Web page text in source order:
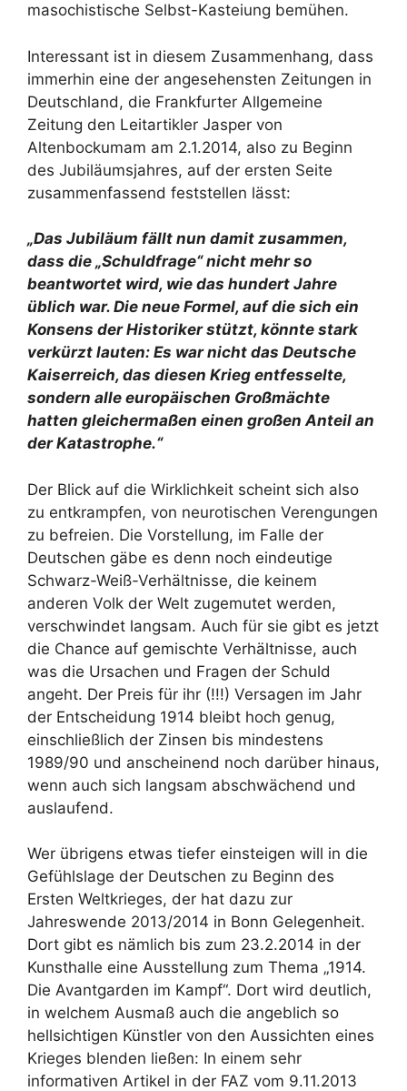
masochistische Selbst-Kasteiung bemühen.
Interessant ist in diesem Zusammenhang, dass
immerhin eine der angesehensten Zeitungen in
Deutschland, die Frankfurter Allgemeine
Zeitung den Leitartikler Jasper von
Altenbockumam am 2.1.2014, also zu Beginn
des Jubiläumsjahres, auf der ersten Seite
zusammenfassend feststellen lässt:
„Das Jubiläum fällt nun damit zusammen,
dass die „Schuldfrage“ nicht mehr so
beantwortet wird, wie das hundert Jahre
üblich war. Die neue Formel, auf die sich ein
Konsens der Historiker stützt, könnte stark
verkürzt lauten: Es war nicht das Deutsche
Kaiserreich, das diesen Krieg entfesselte,
sondern alle europäischen Großmächte
hatten gleichermaßen einen großen Anteil an
der Katastrophe.“
Der Blick auf die Wirklichkeit scheint sich also
zu entkrampfen, von neurotischen Verengungen
zu befreien. Die Vorstellung, im Falle der
Deutschen gäbe es denn noch eindeutige
Schwarz-Weiß-Verhältnisse, die keinem
anderen Volk der Welt zugemutet werden,
verschwindet langsam. Auch für sie gibt es jetzt
die Chance auf gemischte Verhältnisse, auch
was die Ursachen und Fragen der Schuld
angeht. Der Preis für ihr (!!!) Versagen im Jahr
der Entscheidung 1914 bleibt hoch genug,
einschließlich der Zinsen bis mindestens
1989/90 und anscheinend noch darüber hinaus,
wenn auch sich langsam abschwächend und
auslaufend.
Wer übrigens etwas tiefer einsteigen will in die
Gefühlslage der Deutschen zu Beginn des
Ersten Weltkrieges, der hat dazu zur
Jahreswende 2013/2014 in Bonn Gelegenheit.
Dort gibt es nämlich bis zum 23.2.2014 in der
Kunsthalle eine Ausstellung zum Thema „1914.
Die Avantgarden im Kampf“. Dort wird deutlich,
in welchem Ausmaß auch die angeblich so
hellsichtigen Künstler von den Aussichten eines
Krieges blenden ließen: In einem sehr
informativen Artikel in der FAZ vom 9.11.2013